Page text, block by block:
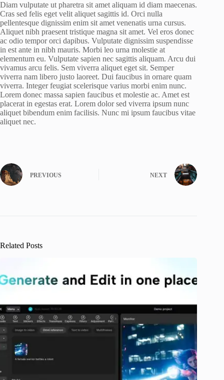
Diam vulputate ut pharetra sit amet aliquam id diam maecenas.
Cras sed felis eget velit aliquet sagittis id. Orci nulla
pellentesque dignissim enim sit amet venenatis urna cursus.
Aliquet nibh praesent tristique magna sit amet. Vel eros donec
ac odio tempor orci dapibus. Vulputate dignissim suspendisse
in est ante in nibh mauris. Morbi leo urna molestie at
elementum eu. Vulputate sapien nec sagittis aliquam. Arcu dui
vivamus arcu felis. Sem viverra aliquet eget sit. Semper
viverra nam libero justo laoreet. Dui faucibus in ornare quam
viverra. Integer feugiat scelerisque varius morbi enim nunc.
Lorem donec massa sapien faucibus et molestie ac. Amet est
placerat in egestas erat. Lorem dolor sed viverra ipsum nunc
aliquet bibendum enim facilisis. Nunc mi ipsum faucibus vitae
aliquet nec.
PREVIOUS NEXT
Related Posts